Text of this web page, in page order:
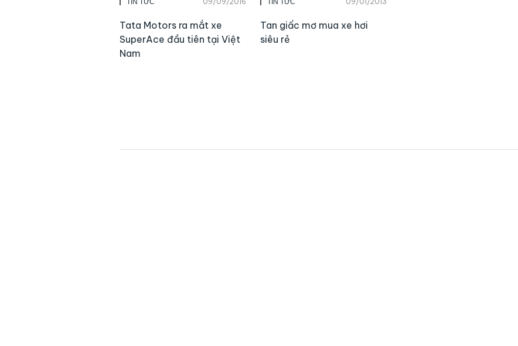
Tata Motors ra mắt xe
SuperAce đầu tiên tại Việt
Nam
Tan giấc mơ mua xe hơi
siêu rẻ